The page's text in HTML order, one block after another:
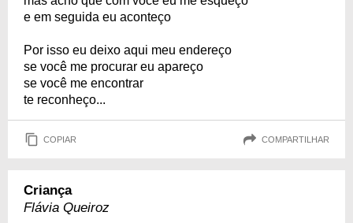
e em seguida eu aconteço
Por isso eu deixo aqui meu endereço
se você me procurar eu apareço
se você me encontrar
te reconheço...
COPIAR COMPARTILHAR
Criança
Flávia Queiroz